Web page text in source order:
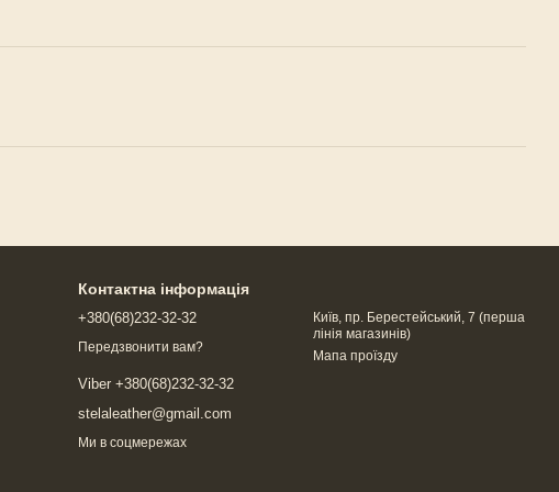
Контактна інформація
+380(68)232-32-32
Передзвонити вам?
Viber +380(68)232-32-32
stelaleather@gmail.com
Київ, пр. Берестейський, 7 (перша
лінія магазинів)
Мапа проїзду
Ми в соцмережах